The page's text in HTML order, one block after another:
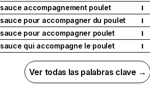
sauce accompagnement poulet I
sauce pour accompagner du poulet I
sauce pour accompagner poulet I
sauce qui accompagne le poulet I
Ver todas las palabras clave →